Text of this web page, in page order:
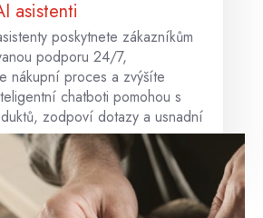
asistenti
poskytnete zákazníkům
podporu 24/7,
nákupní proces a zvýšíte
chatboti pomohou s
zodpoví dotazy a usnadní